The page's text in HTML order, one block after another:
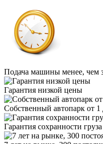
Подача машины менее, чем
Гарантия низкой цены
Собственный автопарк от 1
Гарантия сохранности груза